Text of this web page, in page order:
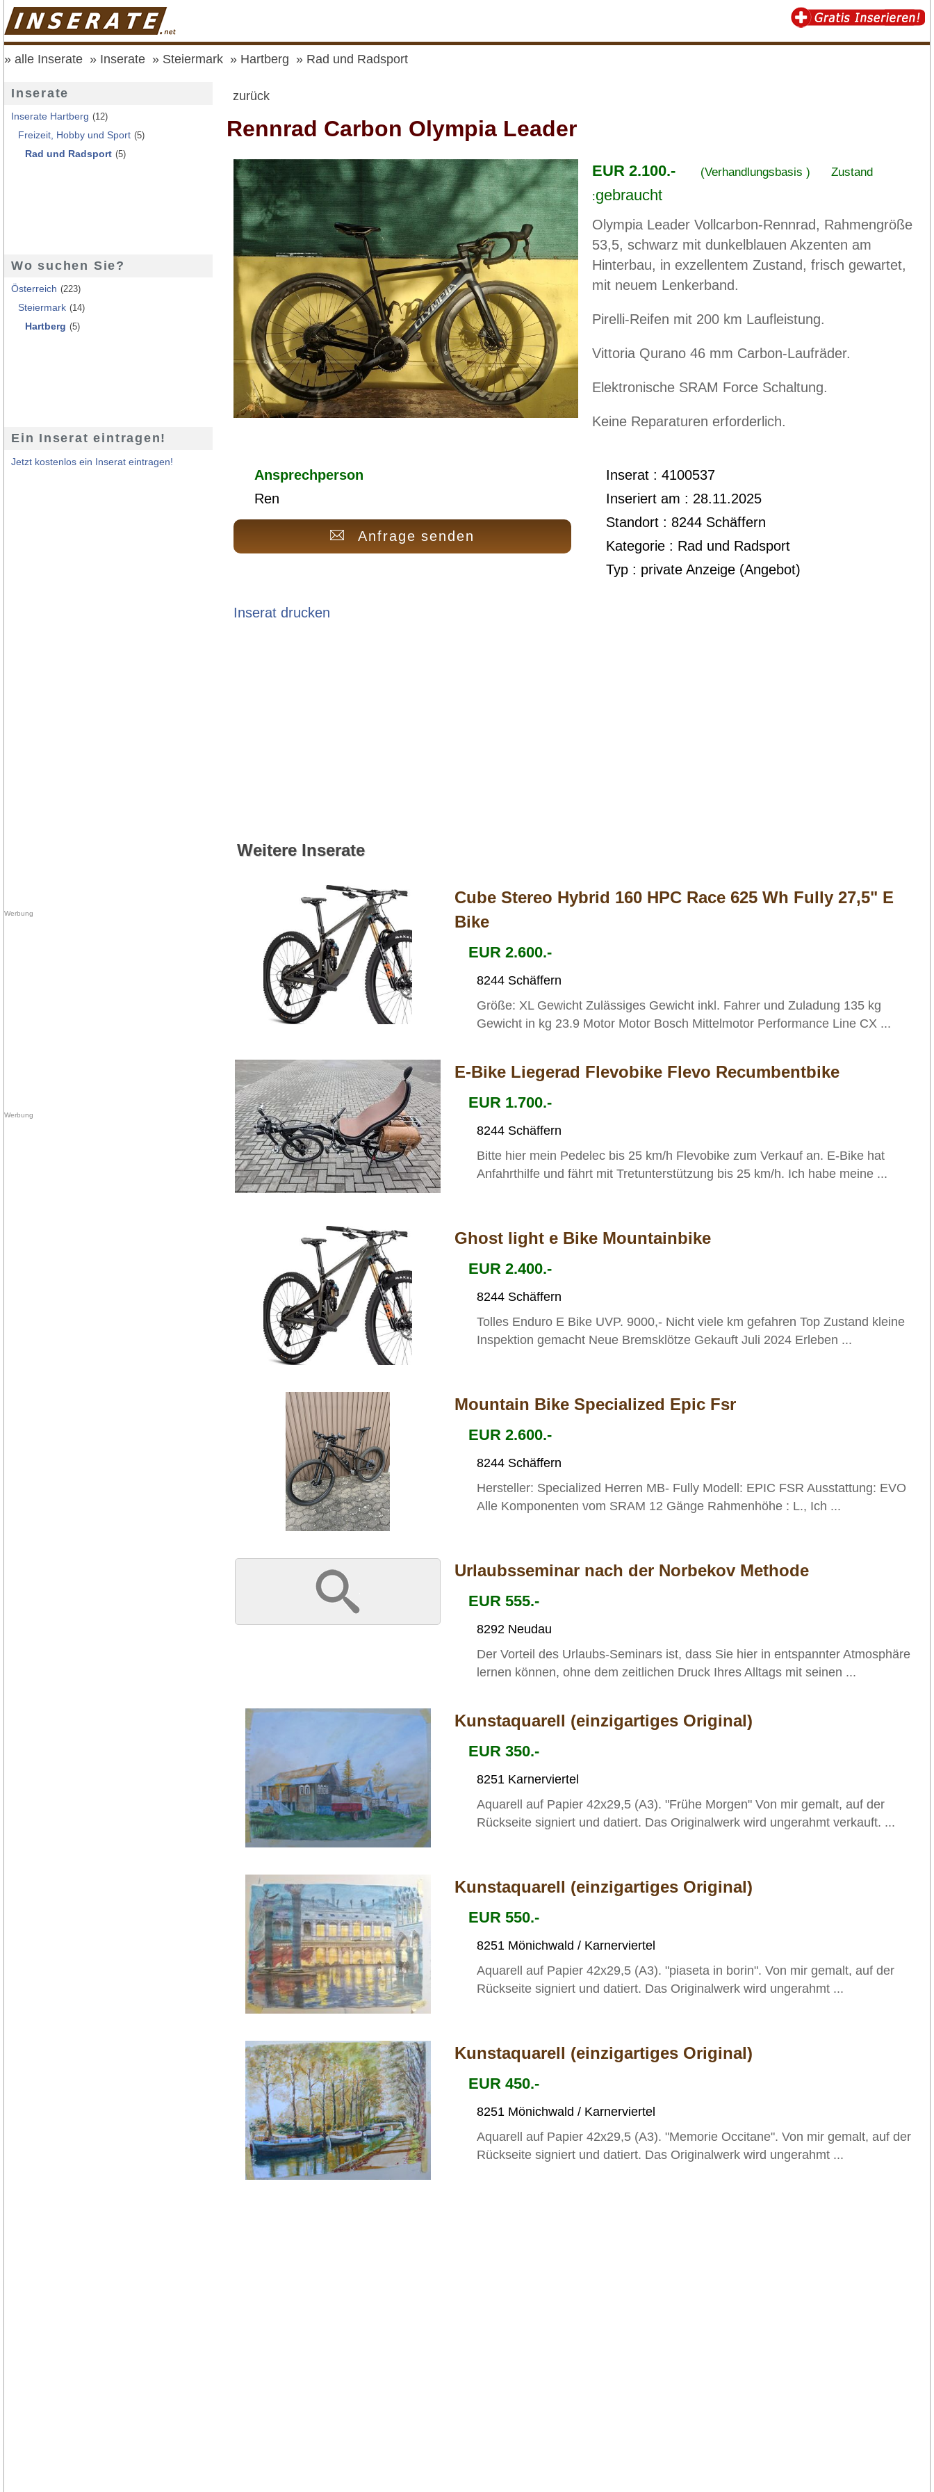
alle Inserate Inserate Steiermark Hartberg Rad und Radsport
zurück
Rennrad Carbon Olympia Leader
EUR 2.100.- (Verhandlungsbasis )
Zustand
:gebraucht
Olympia Leader Vollcarbon-Rennrad, Rahmengröße
53,5, schwarz mit dunkelblauen Akzenten am
Hinterbau, in exzellentem Zustand, frisch gewartet,
mit neuem Lenkerband.
Pirelli-Reifen mit 200 km Laufleistung.
Vittoria Qurano 46 mm Carbon-Laufräder.
Elektronische SRAM Force Schaltung.
Keine Reparaturen erforderlich.
Ansprechperson
Ren
Anfrage senden
Inserat : 4100537
Inseriert am : 28.11.2025
Standort : 8244 Schäffern
Kategorie : Rad und Radsport
Typ : private Anzeige (Angebot)
Inserat drucken
Weitere Inserate
Cube Stereo Hybrid 160 HPC Race 625 Wh Fully 27,5" E
Bike
EUR 2.600.-
8244 Schäffern
Größe: XL Gewicht Zulässiges Gewicht inkl. Fahrer und Zuladung 135 kg
Gewicht in kg 23.9 Motor Motor Bosch Mittelmotor Performance Line CX ...
E-Bike Liegerad Flevobike Flevo Recumbentbike
EUR 1.700.-
8244 Schäffern
Bitte hier mein Pedelec bis 25 km/h Flevobike zum Verkauf an. E-Bike hat
Anfahrthilfe und fährt mit Tretunterstützung bis 25 km/h. Ich habe meine ...
Ghost light e Bike Mountainbike
EUR 2.400.-
8244 Schäffern
Tolles Enduro E Bike UVP. 9000,- Nicht viele km gefahren Top Zustand kleine
Inspektion gemacht Neue Bremsklötze Gekauft Juli 2024 Erleben ...
Mountain Bike Specialized Epic Fsr
EUR 2.600.-
8244 Schäffern
Hersteller: Specialized Herren MB- Fully Modell: EPIC FSR Ausstattung: EVO
Alle Komponenten vom SRAM 12 Gänge Rahmenhöhe : L., Ich ...
Urlaubsseminar nach der Norbekov Methode
EUR 555.-
8292 Neudau
Der Vorteil des Urlaubs-Seminars ist, dass Sie hier in entspannter Atmosphäre
lernen können, ohne dem zeitlichen Druck Ihres Alltags mit seinen ...
Kunstaquarell (einzigartiges Original)
EUR 350.-
8251 Karnerviertel
Aquarell auf Papier 42x29,5 (A3). "Frühe Morgen" Von mir gemalt, auf der
Rückseite signiert und datiert. Das Originalwerk wird ungerahmt verkauft. ...
Kunstaquarell (einzigartiges Original)
EUR 550.-
8251 Mönichwald / Karnerviertel
Aquarell auf Papier 42x29,5 (A3). "piaseta in borin". Von mir gemalt, auf der
Rückseite signiert und datiert. Das Originalwerk wird ungerahmt ...
Kunstaquarell (einzigartiges Original)
EUR 450.-
8251 Mönichwald / Karnerviertel
Aquarell auf Papier 42x29,5 (A3). "Memorie Occitane". Von mir gemalt, auf der
Rückseite signiert und datiert. Das Originalwerk wird ungerahmt ...
Inserate
Inserate Hartberg (12)
Freizeit, Hobby und Sport (5)
Rad und Radsport (5)
Wo suchen Sie?
Österreich (223)
Steiermark (14)
Hartberg (5)
Ein Inserat eintragen!
Jetzt kostenlos ein Inserat eintragen!